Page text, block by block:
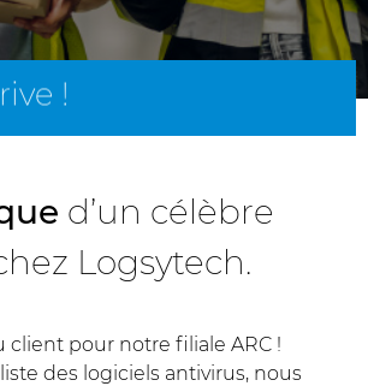
!
d’un célèbre
Logsytech.
client pour notre filiale ARC !
des logiciels antivirus, nous